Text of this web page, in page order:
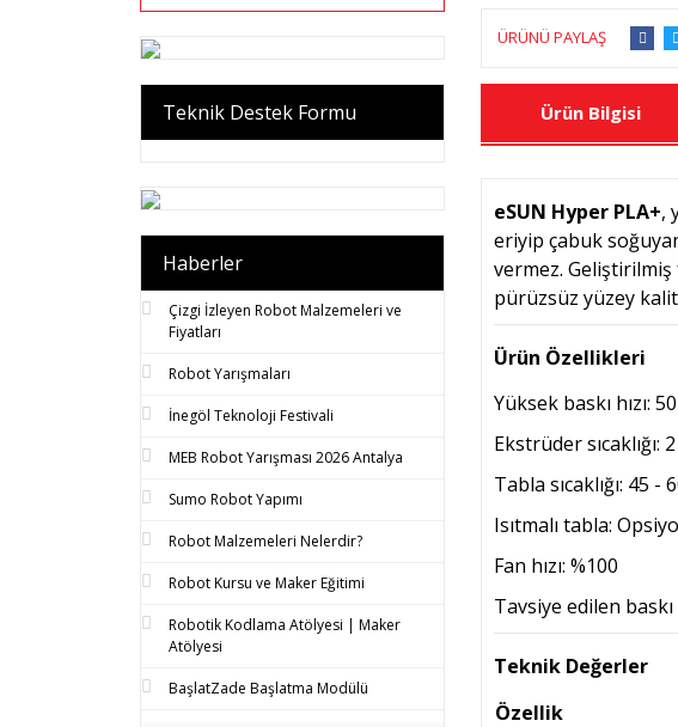
Teknik Destek Formu
Haberler
Çizgi İzleyen Robot Malzemeleri ve
Fiyatları
Robot Yarışmaları
İnegöl Teknoloji Festivali
MEB Robot Yarışması 2026 Antalya
Sumo Robot Yapımı
Robot Malzemeleri Nelerdir?
Robot Kursu ve Maker Eğitimi
Robotik Kodlama Atölyesi | Maker
Atölyesi
BaşlatZade Başlatma Modülü
ÜRÜNÜ PAYLAŞ
Ürün Bilgisi
eSUN Hyper PLA+,
eriyip çabuk
vermez. Geliştirilmiş
pürüzsüz yüzey
Ürün Özellikleri
Yüksek baskı hızı:
Ekstrüder sıcaklığı:
Tabla sıcaklığı: 45 -
Isıtmalı tabla:
Fan hızı: %100
Tavsiye edilen baskı
Teknik Değerler
Özellik